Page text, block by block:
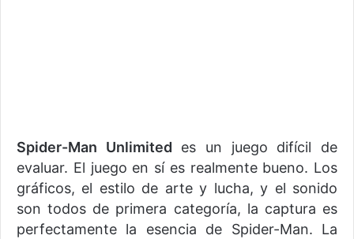
Spider-Man Unlimited es un juego difícil de
evaluar. El juego en sí es realmente bueno. Los
gráficos, el estilo de arte y lucha, y el sonido
son todos de primera categoría, la captura es
perfectamente la esencia de Spider-Man. La